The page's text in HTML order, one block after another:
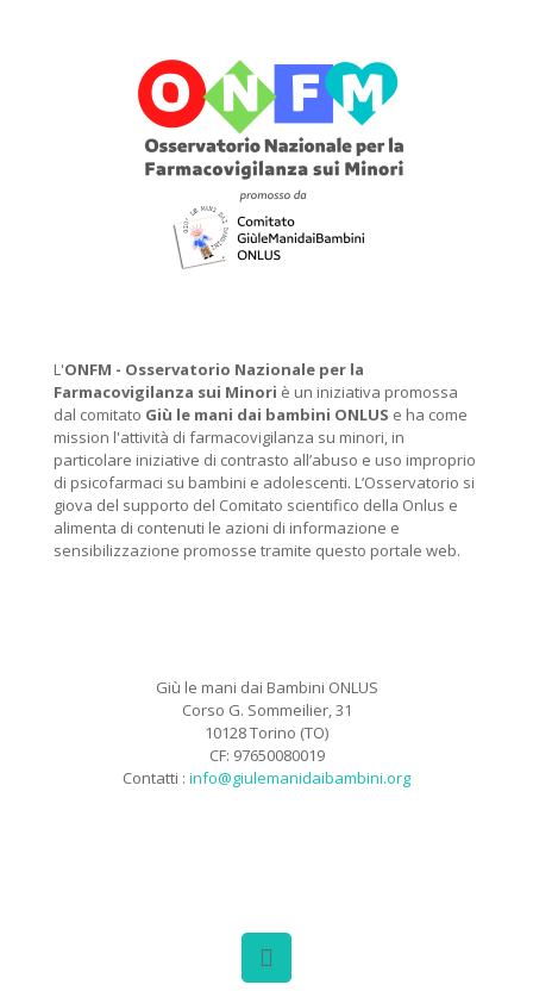
L'ONFM - Osservatorio Nazionale per la
Farmacovigilanza sui Minori è un iniziativa promossa
dal comitato Giù le mani dai bambini ONLUS e ha come
mission l'attività di farmacovigilanza su minori, in
particolare iniziative di contrasto all’abuso e uso improprio
di psicofarmaci su bambini e adolescenti. L’Osservatorio si
giova del supporto del Comitato scientifico della Onlus e
alimenta di contenuti le azioni di informazione e
sensibilizzazione promosse tramite questo portale web.
Giù le mani dai Bambini ONLUS
Corso G. Sommeilier, 31
10128 Torino (TO)
CF: 97650080019
Contatti : info@giulemanidaibambini.org